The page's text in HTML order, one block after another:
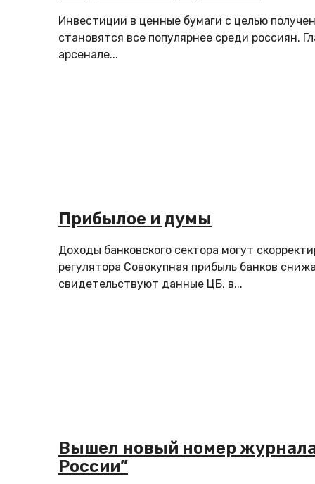
Инвестиции в ценные бумаги с целью
становятся все популярнее среди россиян.
арсенале...
Прибылое и думы
Доходы банковского сектора могут
регулятора Совокупная прибыль банков
свидетельствуют данные ЦБ, в...
Вышел новый номер
России”